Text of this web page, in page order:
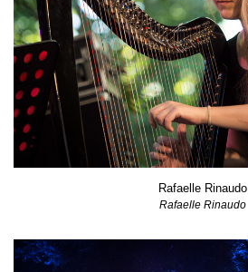
Rafaelle Rinaudo
Rafaelle Rinaudo